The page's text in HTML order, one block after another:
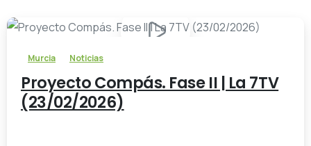
Murcia Noticias
Proyecto Compás. Fase II | La 7TV
(23/02/2026)